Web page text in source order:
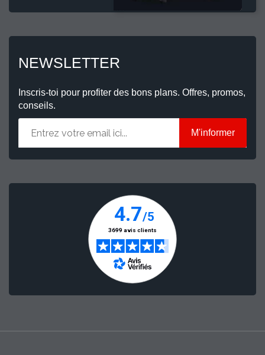
NEWSLETTER
Inscris-toi pour profiter des bons plans. Offres, promos,
conseils.
M'informer